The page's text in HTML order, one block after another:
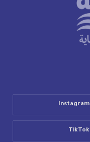
Instagram
TikTok